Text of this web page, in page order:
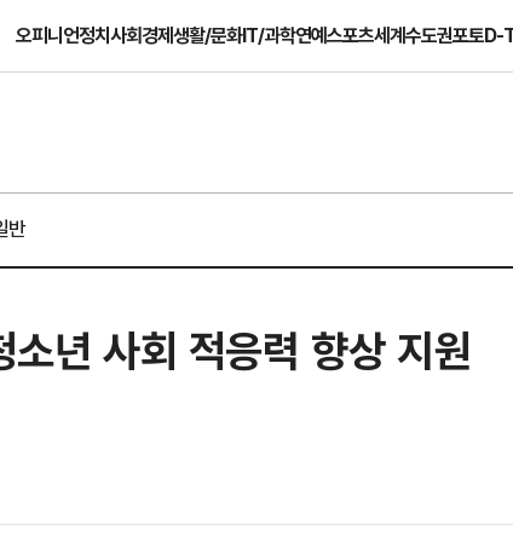
오피니언정치사회경제생활/문화IT/과학연예스포츠세계수도권포토D-
반
소년 사회 적응력 향상 지원